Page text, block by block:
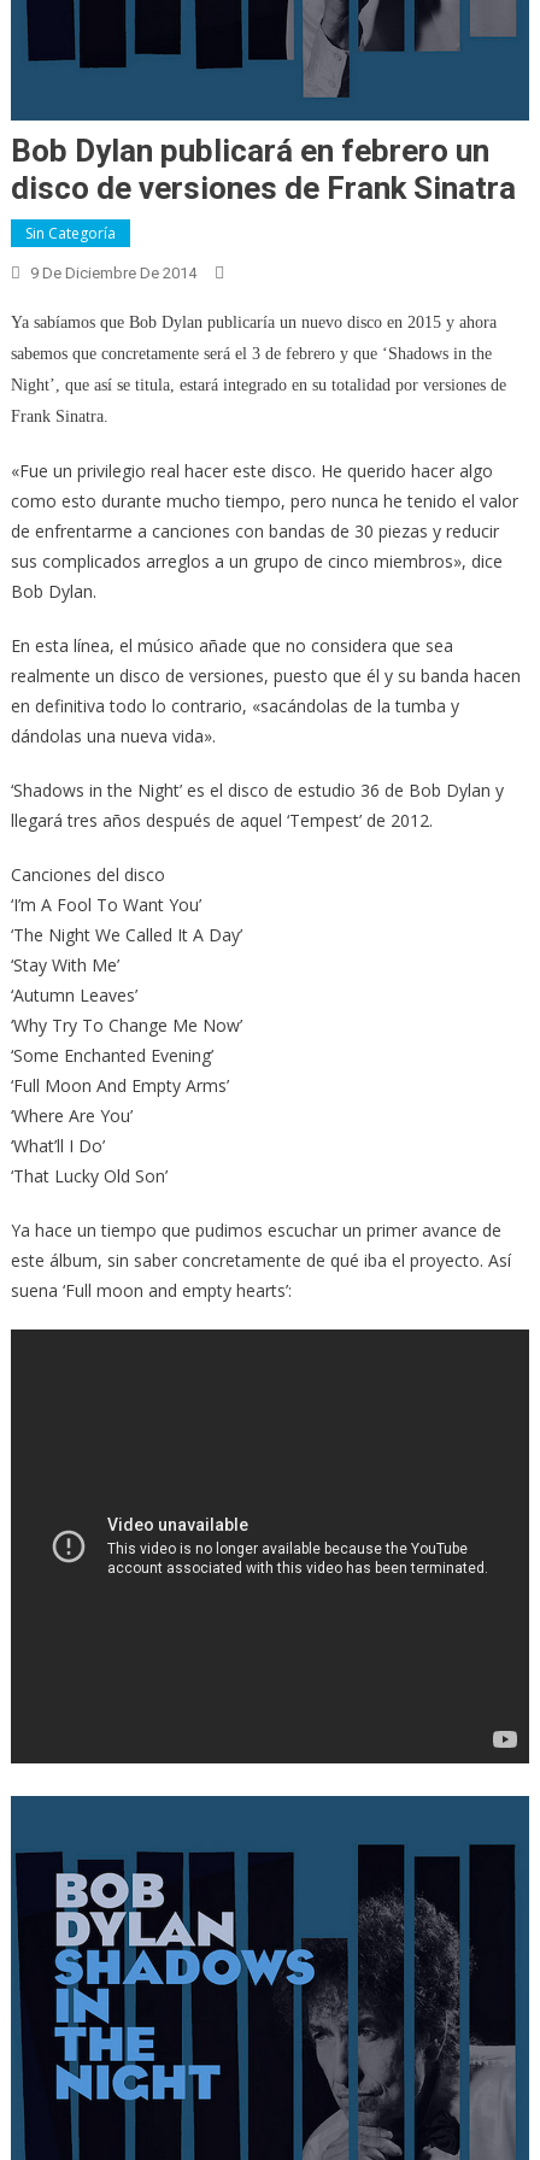
Bob Dylan publicará en febrero un
disco de versiones de Frank Sinatra
Sin Categoría
9 De Diciembre De 2014
Ya sabíamos que Bob Dylan publicaría un nuevo disco en 2015 y ahora
sabemos que concretamente será el 3 de febrero y que ‘Shadows in the
Night’, que así se titula, estará integrado en su totalidad por versiones de
Frank Sinatra.
«Fue un privilegio real hacer este disco. He querido hacer algo
como esto durante mucho tiempo, pero nunca he tenido el valor
de enfrentarme a canciones con bandas de 30 piezas y reducir
sus complicados arreglos a un grupo de cinco miembros», dice
Bob Dylan.
En esta línea, el músico añade que no considera que sea
realmente un disco de versiones, puesto que él y su banda hacen
en definitiva todo lo contrario, «sacándolas de la tumba y
dándolas una nueva vida».
‘Shadows in the Night’ es el disco de estudio 36 de Bob Dylan y
llegará tres años después de aquel ‘Tempest’ de 2012.
Canciones del disco
‘I’m A Fool To Want You’
‘The Night We Called It A Day’
‘Stay With Me’
‘Autumn Leaves’
‘Why Try To Change Me Now’
‘Some Enchanted Evening’
‘Full Moon And Empty Arms’
‘Where Are You’
‘What’ll I Do’
‘That Lucky Old Son’
Ya hace un tiempo que pudimos escuchar un primer avance de
este álbum, sin saber concretamente de qué iba el proyecto. Así
suena ‘Full moon and empty hearts’: